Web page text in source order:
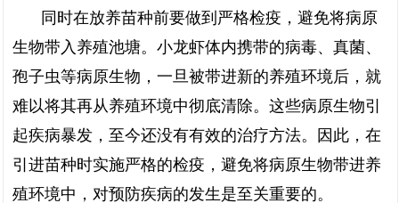
同时在放养苗种前要做到严格检疫，避免将病原
生物带入养殖池塘。小龙虾体内携带的病毒、真菌、
孢子虫等病原生物，一旦被带进新的养殖环境后，就
难以将其再从养殖环境中彻底清除。这些病原生物引
起疾病暴发，至今还没有有效的治疗方法。因此，在
引进苗种时实施严格的检疫，避免将病原生物带进养
殖环境中，对预防疾病的发生是至关重要的。